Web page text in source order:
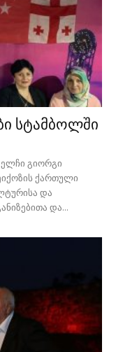
სტამბოლში
ელჩი გიორგი
ქართული
და
და...